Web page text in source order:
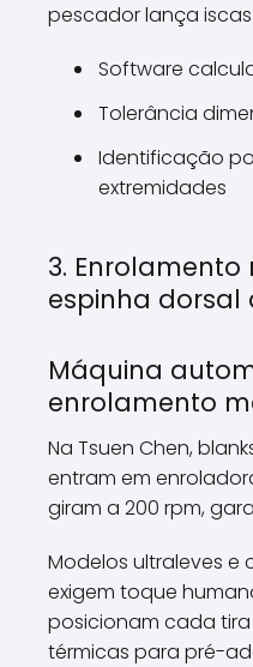
pescador lança iscas
Software
Tolerância
Identificação
extremidades
3.
espinha dorsal
Máquina
enrolamento
Na Tsuen Chen,
entram em
giram a 200 rpm,
Modelos ultraleves e
exigem toque
posicionam cada
térmicas para pré-